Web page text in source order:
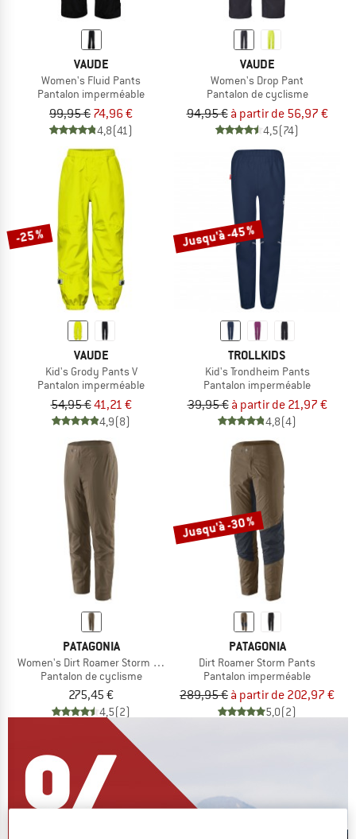
VAUDE
Women's Fluid Pants
Pantalon imperméable
99,95 € 74,96 €
4,8(41)
VAUDE
Women's Drop Pant
Pantalon de cyclisme
94,95 € à partir de 56,97 €
4,5(74)
-25 %
VAUDE
Kid's Grody Pants V
Pantalon imperméable
54,95 €41,21 €
4,9(8)
Jusqu'à -45 %
TROLLKIDS
Kid's Trondheim Pants
Pantalon imperméable
39,95 € à partir de 21,97 €
4,8(4)
PATAGONIA
Women's Dirt Roamer Storm Pants
Pantalon de cyclisme
275,45 €
4,5(2)
Jusqu'à -30 %
PATAGONIA
Dirt Roamer Storm Pants
Pantalon imperméable
289,95 € à partir de 202,97 €
5,0(2)